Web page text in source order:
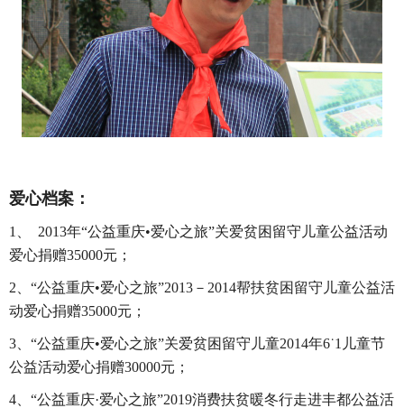
爱心档案：
1、 2013年“公益重庆•爱心之旅”关爱贫困留守儿童公益活动
爱心捐赠35000元；
2、“公益重庆•爱心之旅”2013－2014帮扶贫困留守儿童公益活
动爱心捐赠35000元；
3、“公益重庆•爱心之旅”关爱贫困留守儿童2014年6˙1儿童节
公益活动爱心捐赠30000元；
4、“公益重庆·爱心之旅”2019消费扶贫暖冬行走进丰都公益活